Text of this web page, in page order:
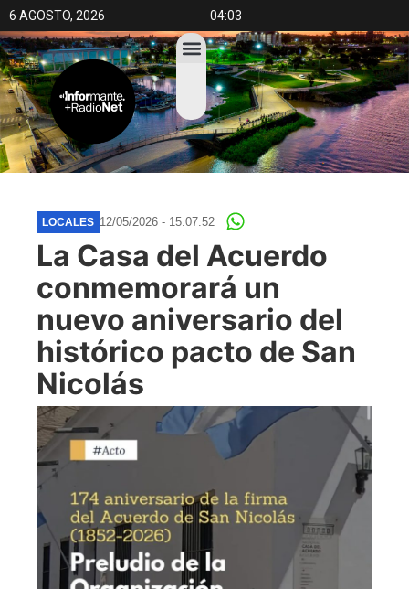
6 AGOSTO, 2026 04:03
LOCALES 12/05/2026 - 15:07:52
La Casa del Acuerdo
conmemorará un
nuevo aniversario del
histórico pacto de San
Nicolás